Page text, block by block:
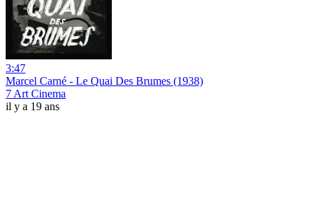
3:47
Marcel Carné - Le Quai Des Brumes (1938)
7 Art Cinema
il y a 19 ans